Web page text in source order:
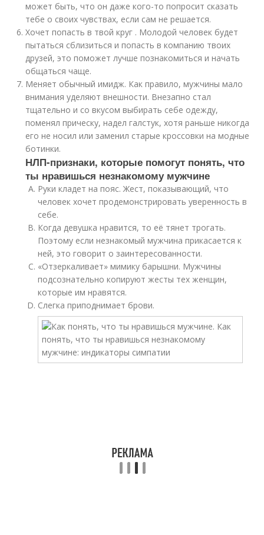
может быть, что он даже кого-то попросит сказать
тебе о своих чувствах, если сам не решается.
Хочет попасть в твой круг . Молодой человек будет
пытаться сблизиться и попасть в компанию твоих
друзей, это поможет лучше познакомиться и начать
общаться чаще.
Меняет обычный имидж. Как правило, мужчины мало
внимания уделяют внешности. Внезапно стал
тщательно и со вкусом выбирать себе одежду,
поменял прическу, надел галстук, хотя раньше никогда
его не носил или заменил старые кроссовки на модные
ботинки.
НЛП-признаки, которые помогут понять, что
ты нравишься незнакомому мужчине
Руки кладет на пояс. Жест, показывающий, что
человек хочет продемонстрировать уверенность в
себе.
Когда девушка нравится, то её тянет трогать.
Поэтому если незнакомый мужчина прикасается к
ней, это говорит о заинтересованности.
«Отзеркаливает» мимику барышни. Мужчины
подсознательно копируют жесты тех женщин,
которые им нравятся.
Слегка приподнимает брови.